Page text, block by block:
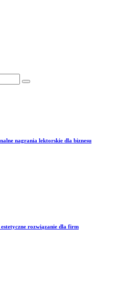
nagrania lektorskie dla biznesu
rozwiązanie dla firm